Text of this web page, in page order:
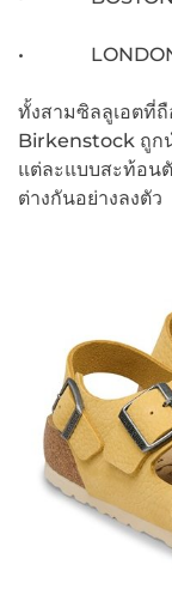
• LONDON ร
ทั้งสามซิลลูเอตที่
Birkenstock ถูก
แต่ละแบบสะท้อน
ต่างกันอย่างลงตัว